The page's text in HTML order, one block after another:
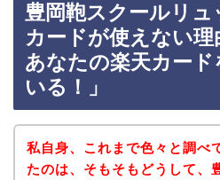
豊岡鞄スクールリュ
カードが使えない
あなたの楽天カード
いる！」
私自身、これまで色々と調べ
たのは、そもそもどうして、